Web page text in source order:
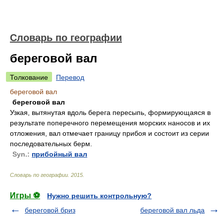
Словарь по географии
береговой вал
Толкование
Перевод
береговой вал
береговой вал
Узкая, вытянутая вдоль берега пересыпь, формирующаяся в
результате поперечного перемещения морских наносов и их
отложения, вал отмечает границу прибоя и состоит из серии
последовательных берм.
Syn.: прибойный вал
Словарь по географии 2015
Игры ⚽
Нужно решить контрольную?
береговой бриз
береговой вал льда